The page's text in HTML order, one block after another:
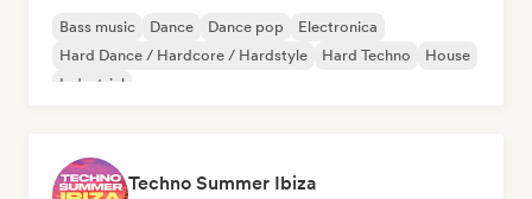
Bass music Dance Dance pop
Electronica
Hard Dance / Hardcore / Hardstyle
Hard Techno
House
Industrial
Techno Summer Ibiza